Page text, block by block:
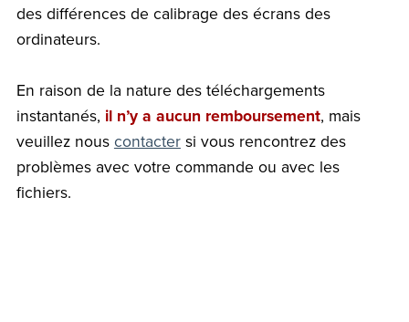
des différences de calibrage des écrans des
ordinateurs.
En raison de la nature des téléchargements
instantanés, il n’y a aucun remboursement, mais
veuillez nous contactersi vous rencontrez des
problèmes avec votre commande ou avec les
fichiers.